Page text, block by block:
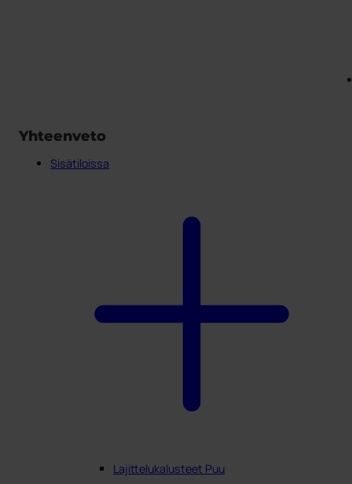
Yhteenveto
Sisätiloissa
Lajittelukalusteet Puu